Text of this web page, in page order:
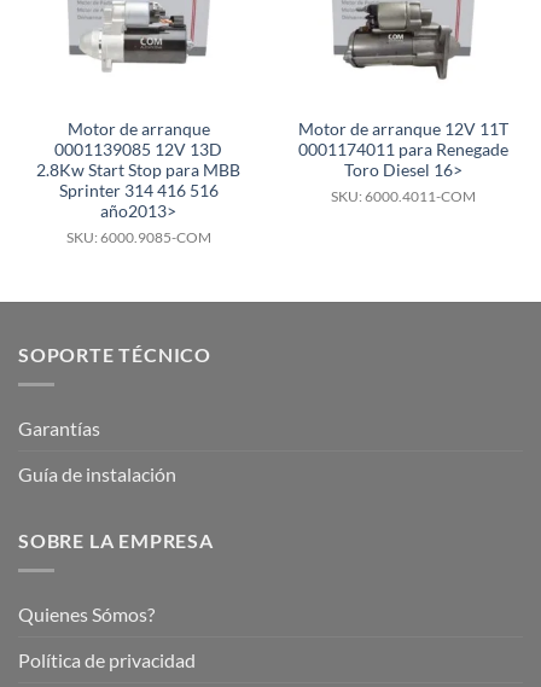
Motor de arranque
0001139085 12V 13D
2.8Kw Start Stop para MBB
Sprinter 314 416 516
año2013>
SKU: 6000.9085-COM
Motor de arranque 12V 11T
0001174011 para Renegade
Toro Diesel 16>
SKU: 6000.4011-COM
SOPORTE TÉCNICO
Garantías
Guía de instalación
SOBRE LA EMPRESA
Quienes Sómos?
Política de privacidad